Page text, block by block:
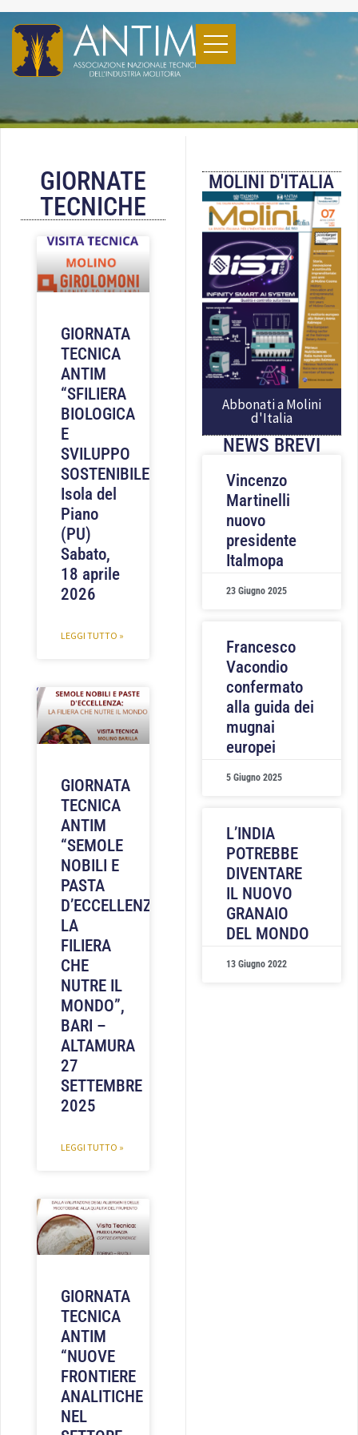
GIORNATE
TECNICHE
GIORNATA
TECNICA
ANTIM
“SFILIERA
BIOLOGICA
E
SVILUPPO
SOSTENIBILE”,
Isola del
Piano
(PU)
Sabato,
18 aprile
2026
LEGGI TUTTO »
GIORNATA
TECNICA
ANTIM
“SEMOLE
NOBILI E
PASTA
D’ECCELLENZA:
LA
FILIERA
CHE
NUTRE IL
MONDO”,
BARI –
ALTAMURA
27
SETTEMBRE
2025
LEGGI TUTTO »
GIORNATA
TECNICA
ANTIM
“NUOVE
FRONTIERE
ANALITICHE
NEL
MOLINI D'ITALIA
Abbonati a Molini
d'Italia
NEWS BREVI
Vincenzo
Martinelli
nuovo
presidente
Italmopa
23 Giugno 2025
Francesco
Vacondio
confermato
alla guida dei
mugnai
europei
5 Giugno 2025
L’INDIA
POTREBBE
DIVENTARE
IL NUOVO
GRANAIO
DEL MONDO
13 Giugno 2022